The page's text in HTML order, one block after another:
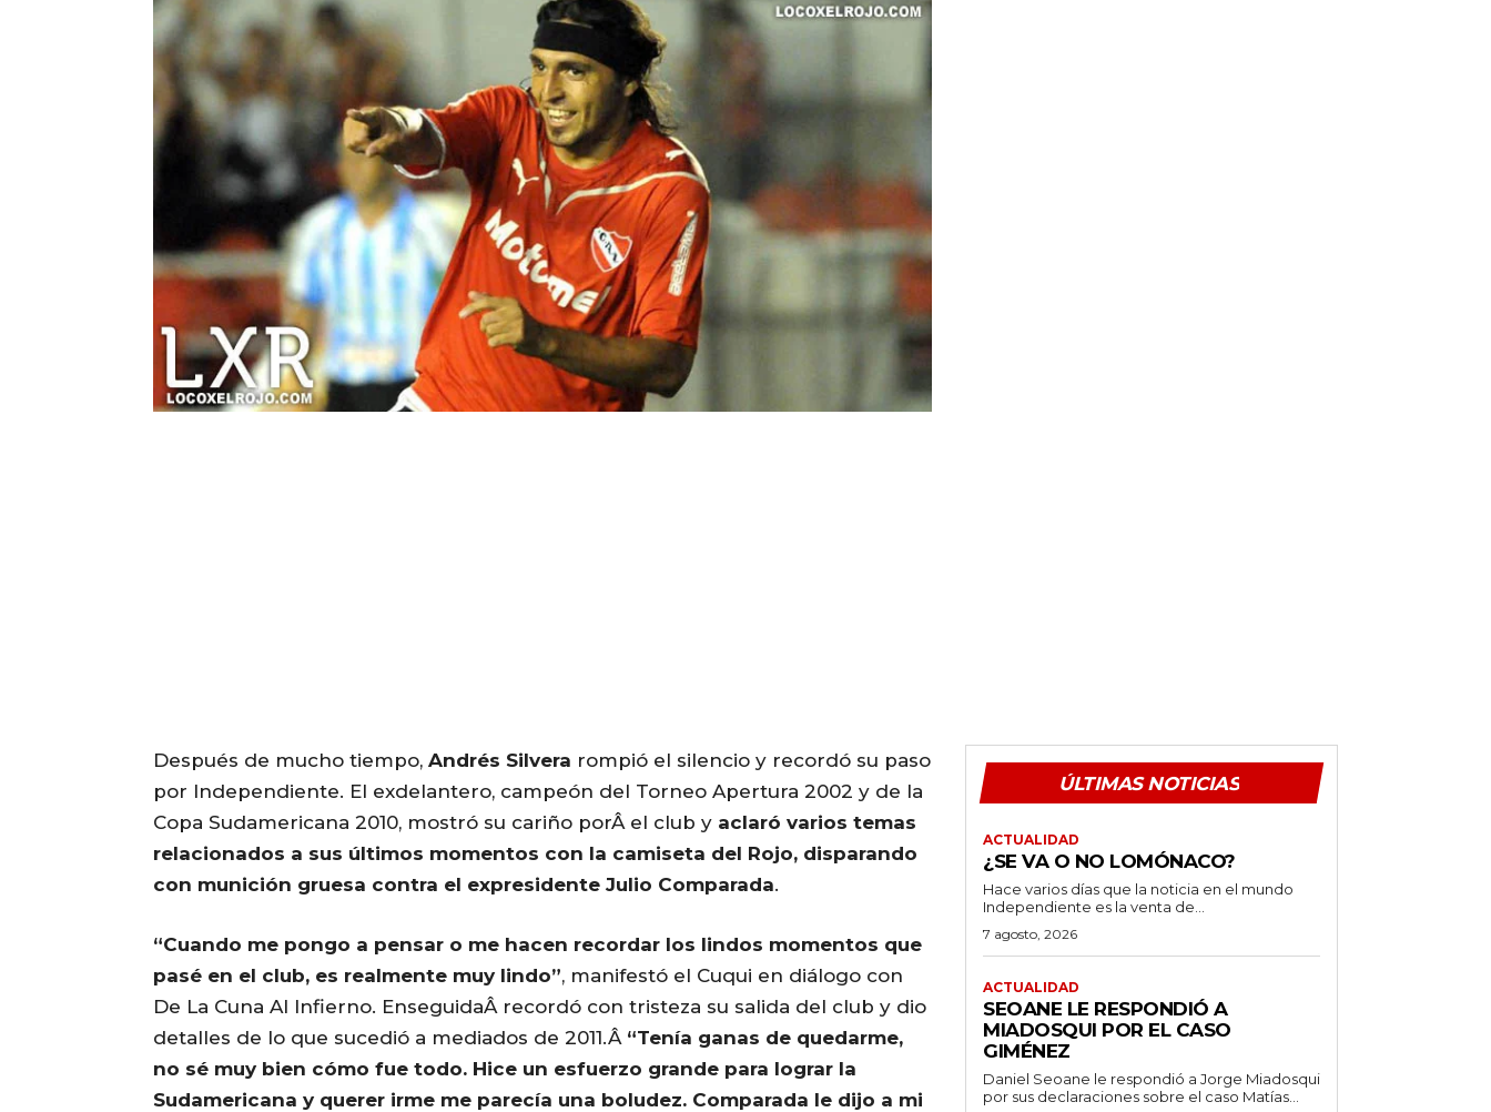
Después de mucho tiempo, Andrés Silvera rompió el silencio y recordó su paso
por Independiente. El exdelantero, campeón del Torneo Apertura 2002 y de la
Copa Sudamericana 2010, mostró su cariño porÂ el club y aclaró varios temas
relacionados a sus últimos momentos con la camiseta del Rojo, disparando
con munición gruesa contra el expresidente Julio Comparada.
“Cuando me pongo a pensar o me hacen recordar los lindos momentos que
pasé en el club, es realmente muy lindo”, manifestó el Cuqui en diálogo con
De La Cuna Al Infierno. EnseguidaÂ recordó con tristeza su salida del club y dio
detalles de lo que sucedió a mediados de 2011.Â “Tenía ganas de quedarme,
no sé muy bien cómo fue todo. Hice un esfuerzo grande para lograr la
Sudamericana y querer irme me parecía una boludez. Comparada le dijo a mi
ÚLTIMAS NOTICIAS
ACTUALIDAD
¿SE VA O NO LOMÓNACO?
Hace varios días que la noticia en el mundo
Independiente es la venta de...
7 agosto, 2026
ACTUALIDAD
SEOANE LE RESPONDIÓ A
MIADOSQUI POR EL CASO
GIMÉNEZ
Daniel Seoane le respondió a Jorge Miadosqui
por sus declaraciones sobre el caso Matías...